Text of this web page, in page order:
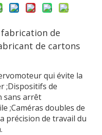
de
de cartons
qui évite la
;Dispositifs de
sans arrêt
;Caméras doubles de
précision de travail du